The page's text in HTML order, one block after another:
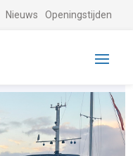
Nieuws Openingstijden